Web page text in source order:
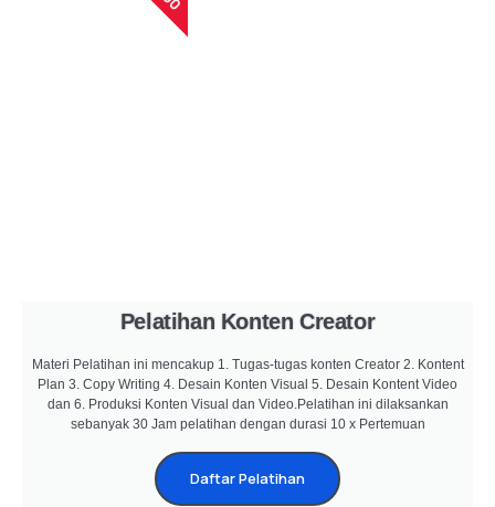
Pelatihan Konten Creator
Materi Pelatihan ini mencakup 1. Tugas-tugas konten Creator 2. Kontent
Plan 3. Copy Writing 4. Desain Konten Visual 5. Desain Kontent Video
dan 6. Produksi Konten Visual dan Video.Pelatihan ini dilaksankan
sebanyak 30 Jam pelatihan dengan durasi 10 x Pertemuan
Daftar Pelatihan